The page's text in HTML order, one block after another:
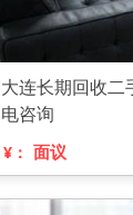
大连长期回收二
电咨询
¥： 面议